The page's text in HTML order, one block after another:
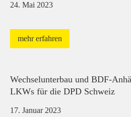
24. Mai 2023
mehr erfahren
Wechselunterbau und BDF-
LKWs für die DPD Schweiz
17. Januar 2023